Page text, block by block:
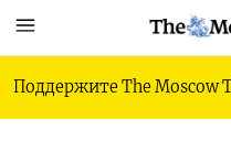
Поддержите The Moscow